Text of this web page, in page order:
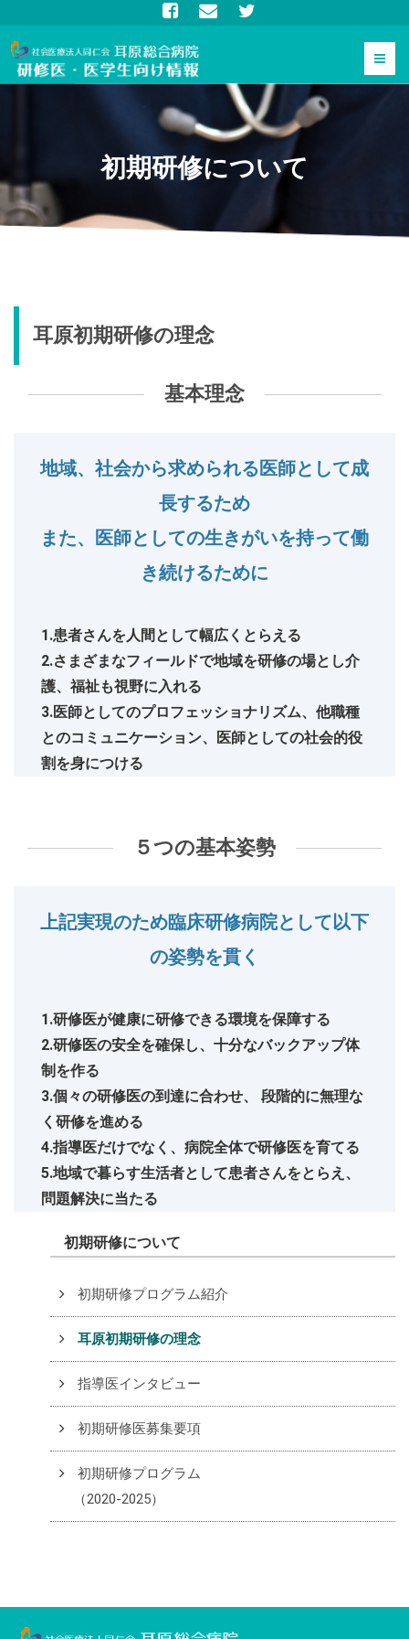
初期研修について
耳原初期研修の理念
基本理念
地域、社会から求められる医師として成
長するため
また、医師としての生きがいを持って働
き続けるために
1.患者さんを人間として幅広くとらえる
2.さまざまなフィールドで地域を研修の場とし介
護、福祉も視野に入れる
3.医師としてのプロフェッショナリズム、他職種
とのコミュニケーション、医師としての社会的役
割を身につける
５つの基本姿勢
上記実現のため臨床研修病院として以下
の姿勢を貫く
1.研修医が健康に研修できる環境を保障する
2.研修医の安全を確保し、十分なバックアップ体
制を作る
3.個々の研修医の到達に合わせ、 段階的に無理な
く研修を進める
4.指導医だけでなく、病院全体で研修医を育てる
5.地域で暮らす生活者として患者さんをとらえ、
問題解決に当たる
初期研修について
初期研修プログラム紹介
耳原初期研修の理念
指導医インタビュー
初期研修医募集要項
初期研修プログラム
（2020-2025）